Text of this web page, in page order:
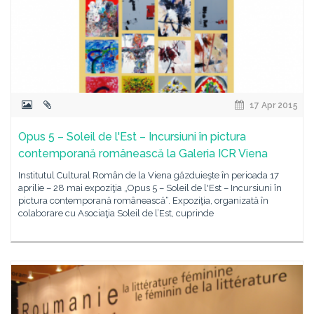
17 Apr 2015
Opus 5 – Soleil de l'Est – Incursiuni în pictura
contemporană românească la Galeria ICR Viena
Institutul Cultural Român de la Viena găzduieşte în perioada 17
aprilie – 28 mai expoziţia „Opus 5 – Soleil de l'Est – Incursiuni în
pictura contemporană românească“. Expoziţia, organizată în
colaborare cu Asociaţia Soleil de l’Est, cuprinde